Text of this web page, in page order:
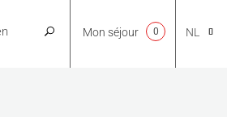
NL
Mon séjour 0